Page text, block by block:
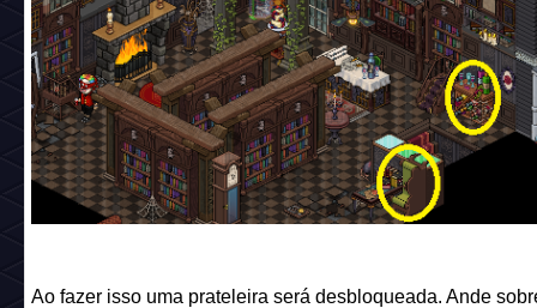
Ao fazer isso uma prateleira será desbloqueada. Ande